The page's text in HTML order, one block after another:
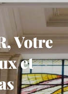
Votre
et